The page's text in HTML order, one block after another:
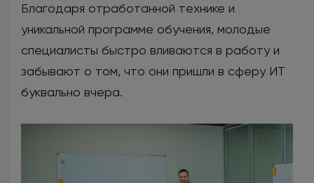
Благодаря отработанной технике и
уникальной программе обучения, молодые
специалисты быстро вливаются в работу и
забывают о том, что они пришли в сферу ИТ
буквально вчера.